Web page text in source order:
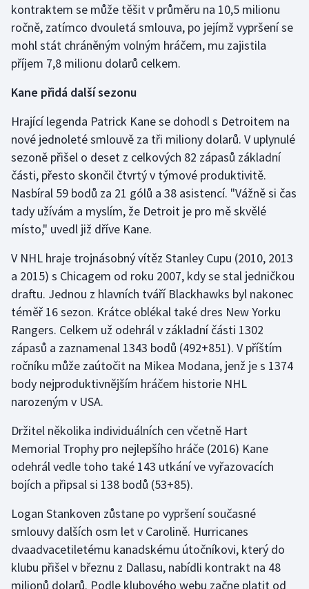
kontraktem se může těšit v průměru na 10,5 milionu
ročně, zatímco dvouletá smlouva, po jejímž vypršení se
mohl stát chráněným volným hráčem, mu zajistila
příjem 7,8 milionu dolarů celkem.
Kane přidá další sezonu
Hrající legenda Patrick Kane se dohodl s Detroitem na
nové jednoleté smlouvě za tři miliony dolarů. V uplynulé
sezoně přišel o deset z celkových 82 zápasů základní
části, přesto skončil čtvrtý v týmové produktivitě.
Nasbíral 59 bodů za 21 gólů a 38 asistencí. "Vážně si čas
tady užívám a myslím, že Detroit je pro mě skvělé
místo," uvedl již dříve Kane.
V NHL hraje trojnásobný vítěz Stanley Cupu (2010, 2013
a 2015) s Chicagem od roku 2007, kdy se stal jedničkou
draftu. Jednou z hlavních tváří Blackhawks byl nakonec
téměř 16 sezon. Krátce oblékal také dres New Yorku
Rangers. Celkem už odehrál v základní části 1302
zápasů a zaznamenal 1343 bodů (492+851). V příštím
ročníku může zaútočit na Mikea Modana, jenž je s 1374
body nejproduktivnějším hráčem historie NHL
narozeným v USA.
Držitel několika individuálních cen včetně Hart
Memorial Trophy pro nejlepšího hráče (2016) Kane
odehrál vedle toho také 143 utkání ve vyřazovacích
bojích a připsal si 138 bodů (53+85).
Logan Stankoven zůstane po vypršení současné
smlouvy dalších osm let v Carolině. Hurricanes
dvaadvacetiletému kanadskému útočníkovi, který do
klubu přišel v březnu z Dallasu, nabídli kontrakt na 48
milionů dolarů. Podle klubového webu začne platit od